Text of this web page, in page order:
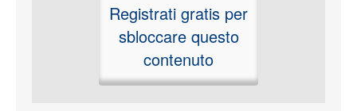
Registrati gratis per
sbloccare questo
contenuto